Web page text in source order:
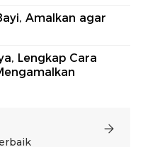
Amalkan agar
Lengkap Cara